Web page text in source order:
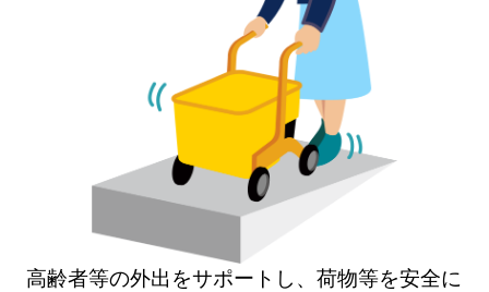
高齢者等の外出をサポートし、荷物等を安全に